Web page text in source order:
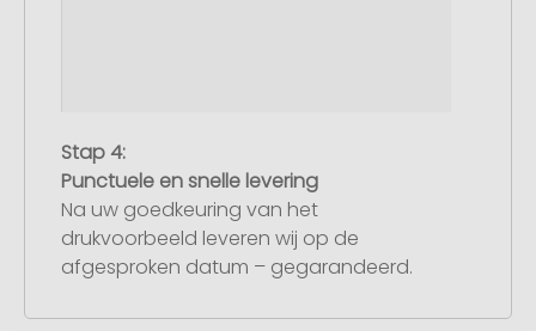
Stap 4:
Punctuele en snelle levering
Na uw goedkeuring van het
drukvoorbeeld leveren wij op de
afgesproken datum – gegarandeerd.